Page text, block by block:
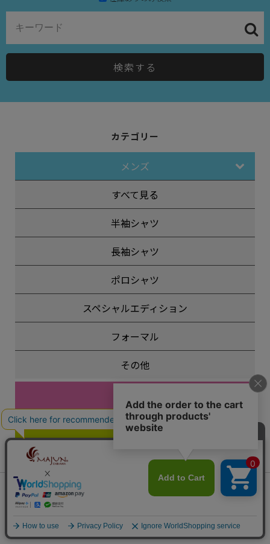
検索する
カテゴリー
メンズ
すべて見る
半袖シャツ
長袖シャツ
ポロシャツ
スペシャルエディション
フォーマル
その他
キッズ
ペア商品
MAJUN Eternal
（エターナル）
MAJUN Grasis
（グレイシス）
会員は963ポイント付与！
¥19,250税込